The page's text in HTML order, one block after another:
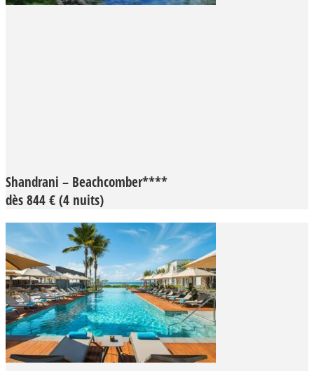
Shandrani – Beachcomber****
dès 844 € (4 nuits)